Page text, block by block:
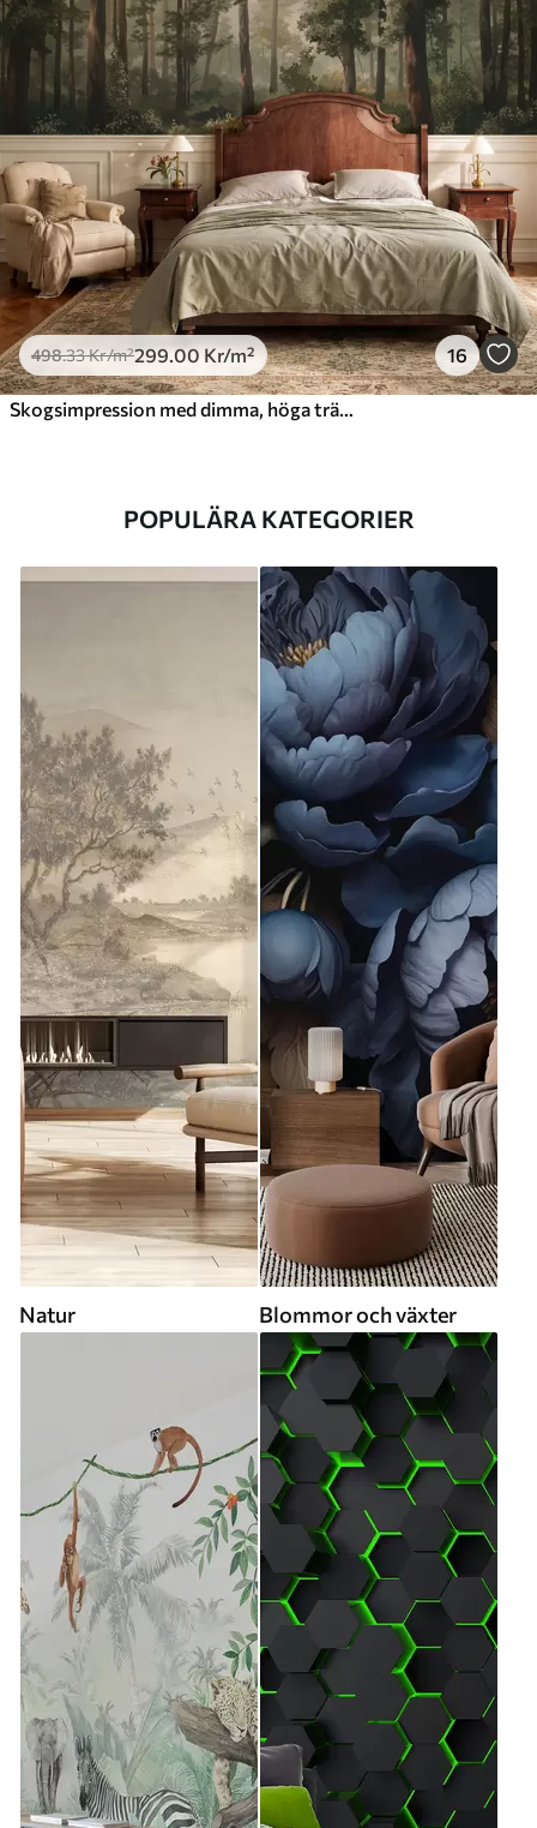
498.33Kr/m²299.00 Kr/m² 16
Skogsimpression med dimma, höga träd och en stig
POPULÄRA KATEGORIER
Natur Blommor och växter